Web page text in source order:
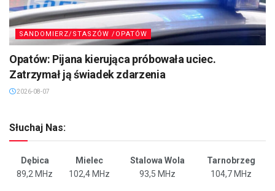
SANDOMIERZ/STASZÓW /OPATÓW
Opatów: Pijana kierująca próbowała uciec.
Zatrzymał ją świadek zdarzenia
2026-08-07
Słuchaj Nas:
Dębica Mielec Stalowa Wola
Tarnobrzeg
89,2 MHz
102,4 MHz 93,5 MHz 104,7 MHz